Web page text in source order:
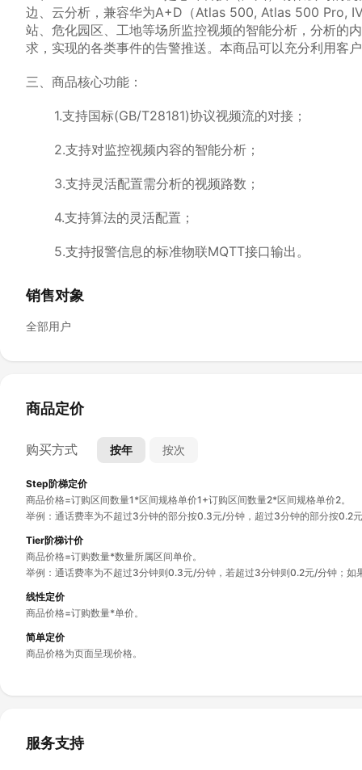
边、云分析，兼容华为A+D（Atlas 500, Atlas 500 Pro,
站、危化园区、工地等场所监控视频的智能分析，分析的
求，实现的各类事件的告警推送。本商品可以充分利用客
三、商品核心功能：
1.支持国标(GB/T28181)协议视频流的对接；
2.支持对监控视频内容的智能分析；
3.支持灵活配置需分析的视频路数；
4.支持算法的灵活配置；
5.支持报警信息的标准物联MQTT接口输出。
销售对象
全部用户
商品定价
购买方式 按年 按次
Step阶梯定价
商品价格=订购区间数量1*区间规格单价1+订购区间数量2*区间规格单价2。
举例：通话费率为不超过3分钟的部分按0.3元/分钟，超过3分钟的部分按
Tier阶梯计价
商品价格=订购数量*数量所属区间单价。
举例：通话费率为不超过3分钟则0.3元/分钟，若超过3分钟则0.2元/分钟；
线性定价
商品价格=订购数量*单价。
简单定价
商品价格为页面呈现价格。
服务支持